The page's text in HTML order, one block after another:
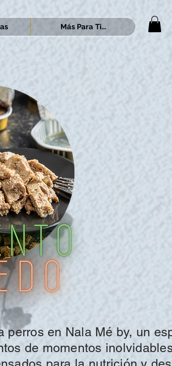
Más Para Ti...
perros en Nala Mé by, un
de momentos